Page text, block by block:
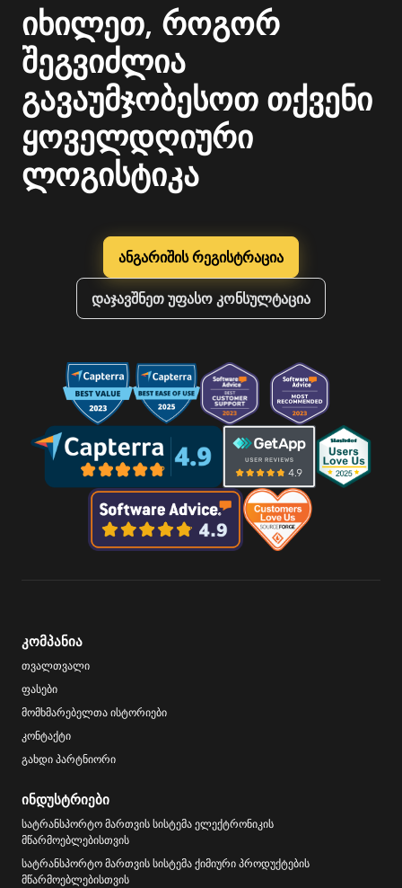
იხილეთ, როგორ
შეგვიძლია
გავაუმჯობესოთ თქვენი
ყოველდღიური
ლოგისტიკა
ანგარიშის რეგისტრაცია
დაჯავშნეთ უფასო კონსულტაცია
კომპანია
თვალთვალი
ფასები
მომხმარებელთა ისტორიები
კონტაქტი
გახდი პარტნიორი
ინდუსტრიები
სატრანსპორტო მართვის სისტემა ელექტრონიკის
მწარმოებლებისთვის
სატრანსპორტო მართვის სისტემა ქიმიური პროდუქტების
მწარმოებლებისთვის